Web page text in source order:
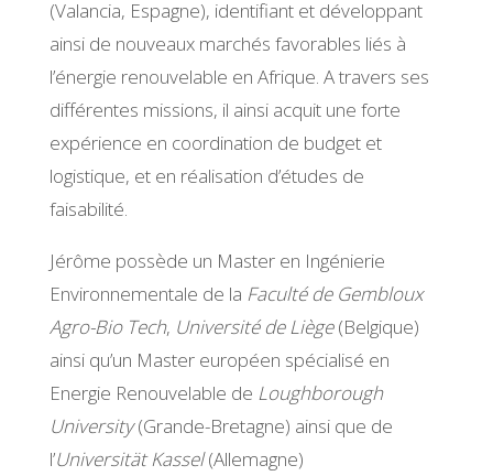
(Valancia, Espagne), identifiant et développant
ainsi de nouveaux marchés favorables liés à
l’énergie renouvelable en Afrique. A travers ses
différentes missions, il ainsi acquit une forte
expérience en coordination de budget et
logistique, et en réalisation d’études de
faisabilité.
Jérôme possède un Master en Ingénierie
Environnementale de la Faculté de Gembloux
Agro-Bio Tech, Université de Liège(Belgique)
ainsi qu’un Master européen spécialisé en
Energie Renouvelable de Loughborough
University(Grande-Bretagne) ainsi que de
l’Universität Kassel(Allemagne)